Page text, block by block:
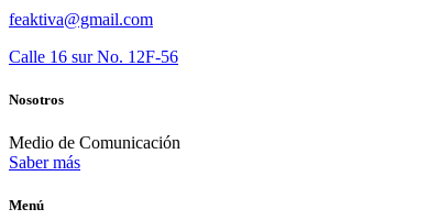
feaktiva@gmail.com
Calle 16 sur No. 12F-56
Nosotros
Medio de Comunicación
Saber más
Menú